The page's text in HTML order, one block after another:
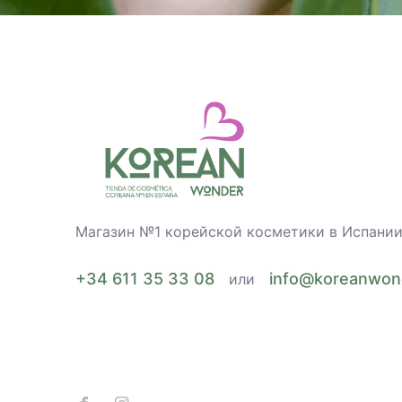
Магазин №1 корейской косметики в Испании
+34 611 35 33 08 или